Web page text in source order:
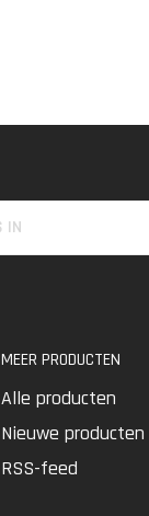
MEER PRODUCTEN
Alle producten
Nieuwe producten
RSS-feed